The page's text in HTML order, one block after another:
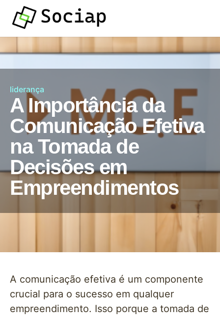
liderança
A Importância da
Comunicação Efetiva
na Tomada de
Decisões em
Empreendimentos
A comunicação efetiva é um componente
crucial para o sucesso em qualquer
empreendimento. Isso porque a tomada de